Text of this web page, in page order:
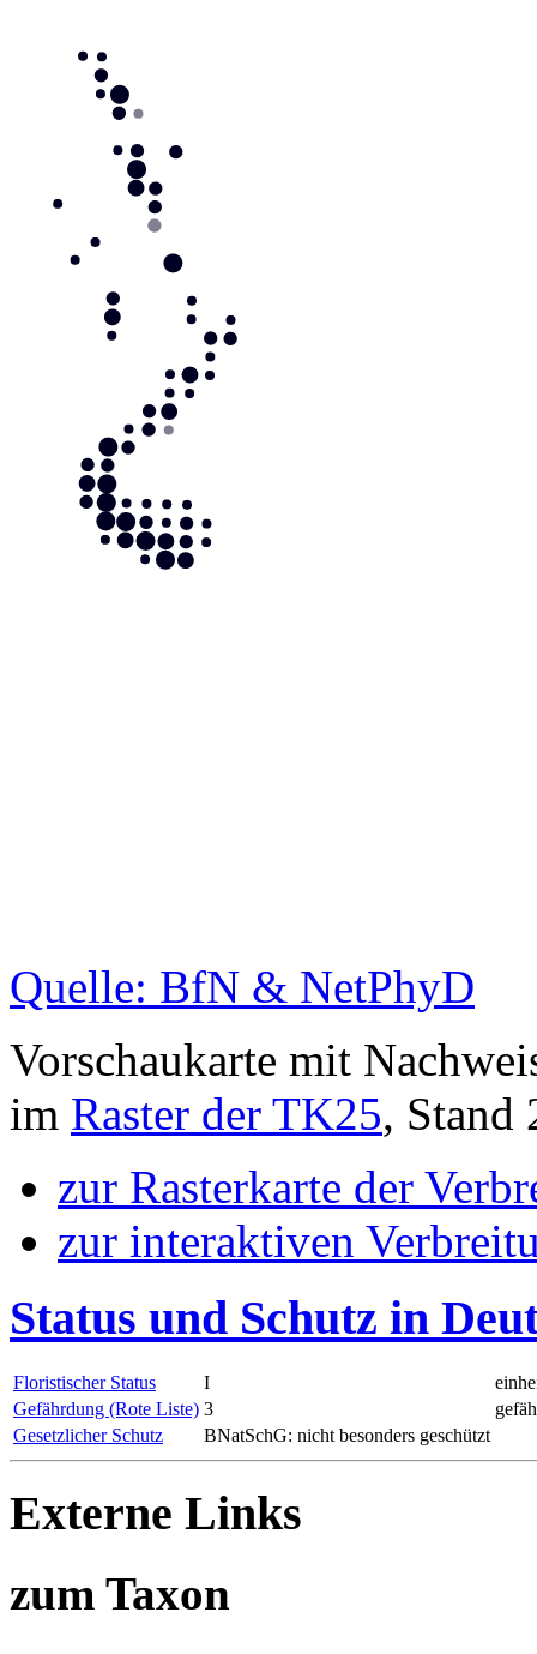
Quelle: BfN & NetPhyD
Vorschaukarte mit
im Raster der TK25, Stand
zur Rasterkarte der
zur interaktiven
Status und Schutz in
Floristischer Status I
Gefährdung (Rote Liste) 3
Gesetzlicher Schutz
BNatSchG: nicht besonders geschützt
Externe Links
zum Taxon